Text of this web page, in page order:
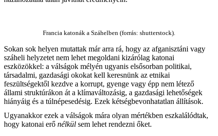
Francia katonák a Száhelben (forrás: shutterstock).
Sokan sok helyen mutattak már arra rá, hogy az afganisztáni vagy
száheli helyzetet nem lehet megoldani kizárólag katonai
eszközökkel: a válságok mélyén ugyanis elsősorban politikai,
társadalmi, gazdasági okokat kell keresnünk az etnikai
feszültségektől kezdve a korrupt, gyenge vagy épp nem létező
állami struktúrákon át a klímaváltozásig, a gazdasági lehetőségek
hiányáig és a túlnépesedésig. Ezek kétségbevonhatatlan állítások.
Ugyanakkor ezek a válságok mára olyan mértékben eszkalálódtak,
hogy katonai erő nélkül sem lehet rendezni őket.